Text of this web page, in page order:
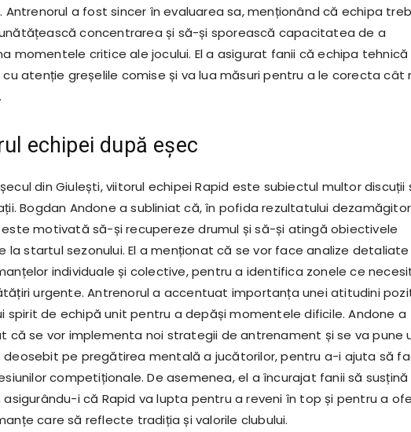
Antrenorul a fost sincer în evaluarea sa, menționând că echipa
concentrarea și să-și sporească capacitatea de a
momentele critice ale jocului. El a asigurat fanii că echipa tehnică
cu atenție greșelile comise și va lua măsuri pentru a le corecta cât
echipei după eșec
din Giulești, viitorul echipei Rapid este subiectul multor discuții
Bogdan Andone a subliniat că, în pofida rezultatului
motivată să-și recupereze drumul și să-și atingă obiectivele
la startul sezonului. El a menționat că se vor face analize detaliate
individuale și colective, pentru a identifica zonele ce
urgente. Antrenorul a accentuat importanța unei atitudini
spirit de echipă unit pentru a depăși momentele dificile. Andone a
că se vor implementa noi strategii de antrenament și se va pune
pe pregătirea mentală a jucătorilor, pentru a-i ajuta să
competiționale. De asemenea, el a încurajat fanii să susțină
asigurându-i că Rapid va lupta pentru a reveni în top și pentru a
care să reflecte tradiția și valorile clubului.